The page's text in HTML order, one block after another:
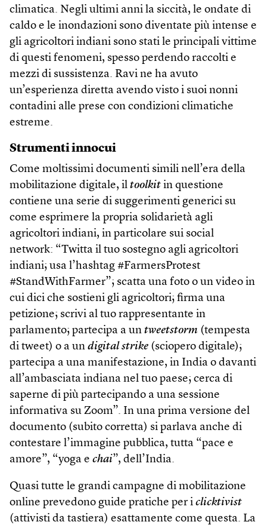
climatica. Negli ultimi anni la siccità, le ondate di
caldo e le inondazioni sono diventate più intense e
gli agricoltori indiani sono stati le principali vittime
di questi fenomeni, spesso perdendo raccolti e
mezzi di sussistenza. Ravi ne ha avuto
un’esperienza diretta avendo visto i suoi nonni
contadini alle prese con condizioni climatiche
estreme.
Strumenti innocui
Come moltissimi documenti simili nell’era della
mobilitazione digitale, il toolkit in questione
contiene una serie di suggerimenti generici su
come esprimere la propria solidarietà agli
agricoltori indiani, in particolare sui social
network: “Twitta il tuo sostegno agli agricoltori
indiani; usa l’hashtag #FarmersProtest
#StandWith­Farmer”; scatta una foto o un video in
cui dici che sostieni gli agricoltori; firma una
petizione; scrivi al tuo rappresentante in
parlamento; partecipa a un tweetstorm (tempesta
di tweet) o a un digital strike (sciopero digitale);
partecipa a una manifestazione, in India o davanti
all’ambasciata indiana nel tuo paese; cerca di
saperne di più partecipando a una sessione
informativa su Zoom”. In una prima versione del
documento (subito corretta) si parlava anche di
contestare l’immagine pubblica, tutta “pace e
amore”, “yoga e chai”, dell’India.
Quasi tutte le grandi campagne di mobilitazione
online prevedono guide pratiche per i clicktivist
(attivisti da tastiera) esattamente come questa. La